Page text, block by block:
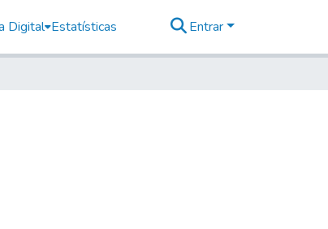
Digital Estatísticas Entrar